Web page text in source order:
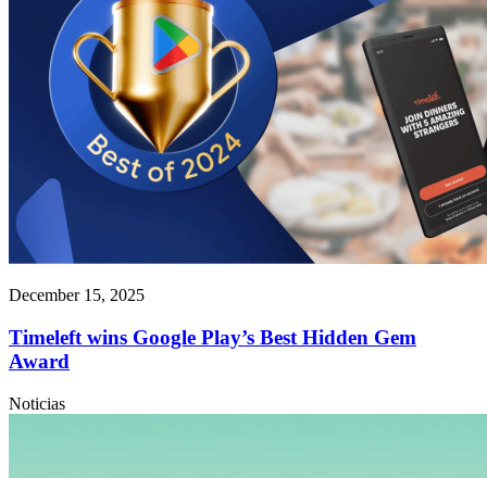
December 15, 2025
Timeleft wins Google Play’s Best Hidden Gem
Award
Noticias